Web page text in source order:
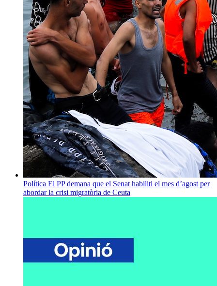
Política El PP demana que el Senat habiliti el mes d’agost per
abordar la crisi migratòria de Ceuta